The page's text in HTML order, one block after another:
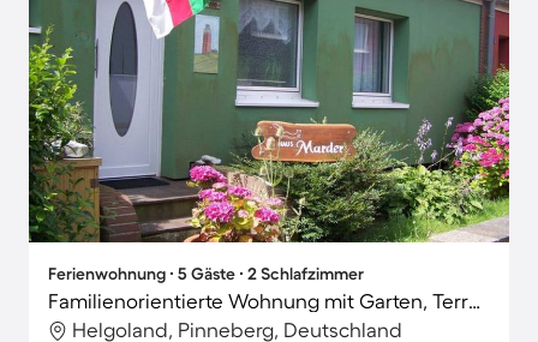
Ferienwohnung ∙ 5 Gäste ∙ 2 Schlafzimmer
Familienorientierte Wohnung mit Garten, Terrasse und Grill | Meerblick | Strand in der Nähe
Helgoland, Pinneberg, Deutschland